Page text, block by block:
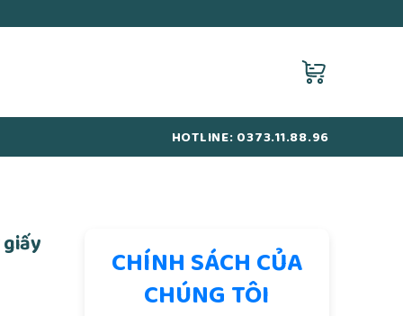
HOTLINE: 0373.11.88.96
CHÍNH SÁCH CỦA
CHÚNG TÔI